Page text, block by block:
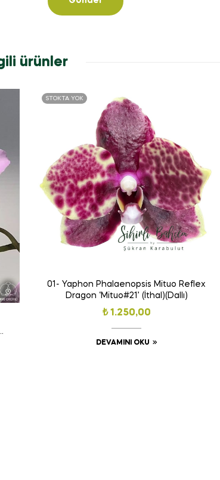
ürünler
STOKTA YOK
01- Yaphon Phalaenopsis Mituo Reflex
Dragon ‘Mituo#21’ (İthal)(Dallı)
₺1.250,00
DEVAMINI OKU